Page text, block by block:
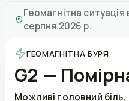
Геомагнітна ситуація
серпня 2026 р.
ГЕОМАГНІТНА БУРЯ
G2 —
Можливі головний